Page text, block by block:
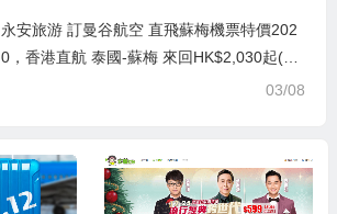
永安旅游 訂曼谷航空 直飛蘇梅機票特價202
0，香港直航 泰國-蘇梅 來回HK$2,030起(連
03/08